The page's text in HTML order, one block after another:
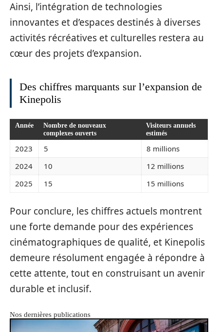
Ainsi, l’intégration de technologies
innovantes et d’espaces destinés à diverses
activités récréatives et culturelles restera au
cœur des projets d’expansion.
Des chiffres marquants sur l’expansion de
Kinepolis
Année
Nombre de nouveaux
complexes ouverts
Visiteurs annuels
estimés
2023 5
8 millions
2024
10
12 millions
2025
15 15 millions
Pour conclure, les chiffres actuels montrent
une forte demande pour des expériences
cinématographiques de qualité, et Kinepolis
demeure résolument engagée à répondre à
cette attente, tout en construisant un avenir
durable et inclusif.
Nos dernières publications